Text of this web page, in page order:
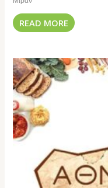
READ MORE